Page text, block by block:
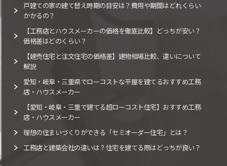
戸建ての家の建て替え時期の目安は？費用や期間はどれくらい
かかるの？
【工務店とハウスメーカーの価格を徹底比較】どっちが安い？
価格差はどのくらい？
【建売住宅と注文住宅の価格差】建物相場比較、違いについて
解説
愛知・岐阜・三重県でローコストな平屋を建てるおすすめ工務
店・ハウスメーカー
【愛知・岐阜・三重で建てる超ローコスト住宅】おすすめ工務
店・ハウスメーカー
理想の住まいづくりができる「セミオーダー住宅」とは？
工務店と建築会社の違いは？住宅を建てる際はどっちが良い？